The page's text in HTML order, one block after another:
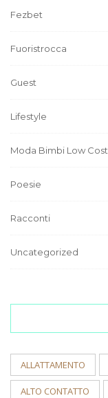
Fezbet
Fuoristrocca
Guest
Lifestyle
Moda Bimbi Low Cost
Poesie
Racconti
Uncategorized
ALLATTAMENTO
ALTO CONTATTO